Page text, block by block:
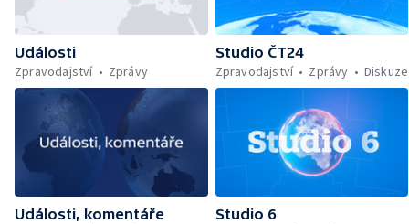
Události
Zpravodajství
Zprávy
Studio ČT24
Zpravodajství
Zprávy Diskuze
Události, komentáře
Studio 6